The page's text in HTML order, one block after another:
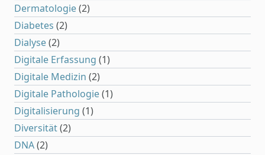
Dermatologie(2)
Diabetes (2)
Dialyse(2)
Digitale Erfassung (1)
Digitale Medizin (2)
Digitale Pathologie(1)
Digitalisierung (1)
Diversität(2)
DNA(2)